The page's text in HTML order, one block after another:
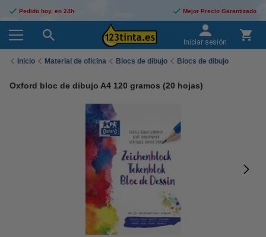
Pedido hoy, en 24h Mejor Precio Garantizado
Iniciar sesión
Inicio Material de oficina Blocs de dibujo Blocs de dibujo
Oxford bloc de dibujo A4 120 gramos (20 hojas)